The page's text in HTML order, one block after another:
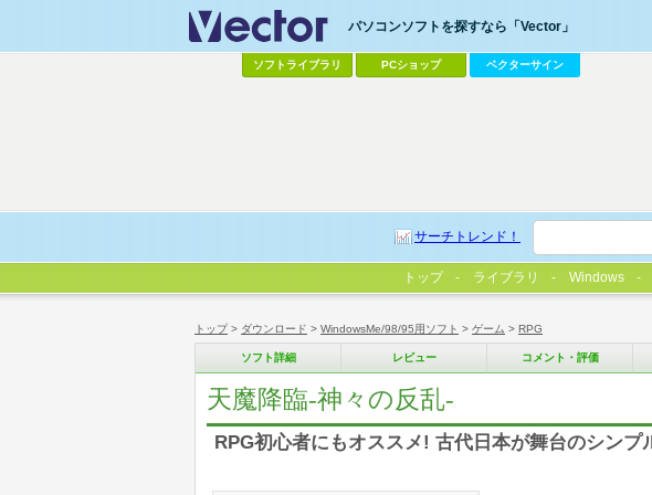
トップ> ダウンロード > WindowsMe/98/95用ソフト > ゲーム > RPG
ソフト詳細 レビュー コメント・評価
天魔降臨-神々の反乱-
RPG初心者にもオススメ! 古代日本が舞台のシンプ
パソコンソフトを探すなら「Vector」
ソフトライブラリ PCショップ ベクターサイン
サーチトレンド！
トップ ライブラリ Windows